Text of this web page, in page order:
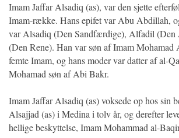
Imam Jaffar Alsadiq (as), var den sjette
Imam-række. Hans epifet var Abu Abdillah,
var Alsadiq (Den Sandfærdige), Alfadil
(Den Rene). Han var søn af Imam Mohamad
femte Imam, og hans moder var datter af al-
Mohamad søn af Abi Bakr.
Imam Jaffar Alsadiq (as) voksede op hos sin
Alsajjad (as) i Medina i tolv år, og derefter
hellige beskyttelse, Imam Mohammad al-